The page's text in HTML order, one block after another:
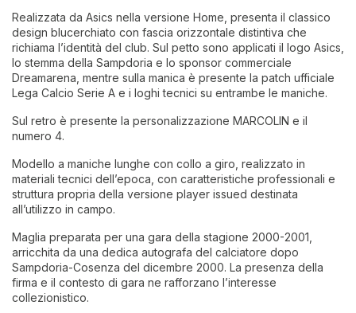
Realizzata da Asics nella versione Home, presenta il classico
design blucerchiato con fascia orizzontale distintiva che
richiama l’identità del club. Sul petto sono applicati il logo Asics,
lo stemma della Sampdoria e lo sponsor commerciale
Dreamarena, mentre sulla manica è presente la patch ufficiale
Lega Calcio Serie A e i loghi tecnici su entrambe le maniche.
Sul retro è presente la personalizzazione MARCOLIN e il
numero 4.
Modello a maniche lunghe con collo a giro, realizzato in
materiali tecnici dell’epoca, con caratteristiche professionali e
struttura propria della versione player issued destinata
all’utilizzo in campo.
Maglia preparata per una gara della stagione 2000-2001,
arricchita da una dedica autografa del calciatore dopo
Sampdoria-Cosenza del dicembre 2000. La presenza della
firma e il contesto di gara ne rafforzano l’interesse
collezionistico.